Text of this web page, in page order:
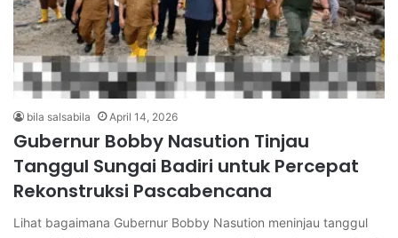
bila salsabila April 14, 2026
Gubernur Bobby Nasution Tinjau
Tanggul Sungai Badiri untuk Percepat
Rekonstruksi Pascabencana
Lihat bagaimana Gubernur Bobby Nasution meninjau tanggul